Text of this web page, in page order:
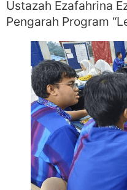
Ustazah Ezafahrina
Pengarah Program